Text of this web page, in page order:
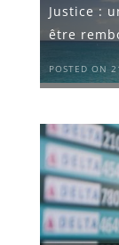
Justice :
être
POSTED ON